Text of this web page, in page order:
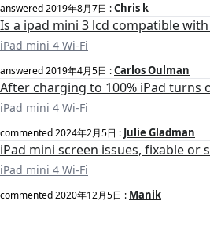
answered2019年8月7日 :Chris k
Is a ipad mini 3 lcd compatible
iPad mini 4 Wi-Fi
answered2019年4月5日 :Carlos Oulman
After charging to 100% iPad turns
iPad mini 4 Wi-Fi
commented2024年2月5日 : Julie Gladman
iPad mini screen issues, fixable or
iPad mini 4 Wi-Fi
commented2020年12月5日 : Manik